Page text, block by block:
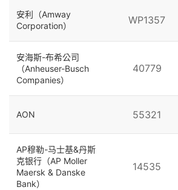
安利（Amway
Corporation）
WP1357
安海斯-布希公司
（Anheuser-Busch
Companies）
40779
AON 55321
AP穆勒-马士基&丹斯
克银行（AP Moller
Maersk & Danske
Bank）
14535